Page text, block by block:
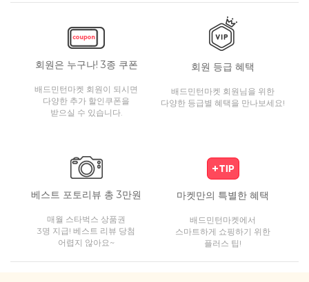
회원은 누구나! 3종 쿠폰
배드민턴마켓 회원이 되시면
다양한 추가 할인쿠폰을
받으실 수 있습니다.
회원 등급 혜택
배드민턴마켓 회원님을 위한
다양한 등급별 혜택을 만나보세요!
베스트 포토리뷰 총 3만원
매월 스타벅스 상품권
3명 지급! 베스트 리뷰 당첨
어렵지 않아요~
마켓만의 특별한 혜택
배드민턴마켓에서
스마트하게 쇼핑하기 위한
플러스 팁!